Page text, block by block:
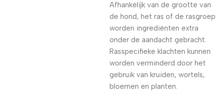
Afhankelijk van de grootte van
de hond, het ras of de rasgroep
worden ingrediënten extra
onder de aandacht gebracht.
Rasspecifieke klachten kunnen
worden verminderd door het
gebruik van kruiden, wortels,
bloemen en planten.